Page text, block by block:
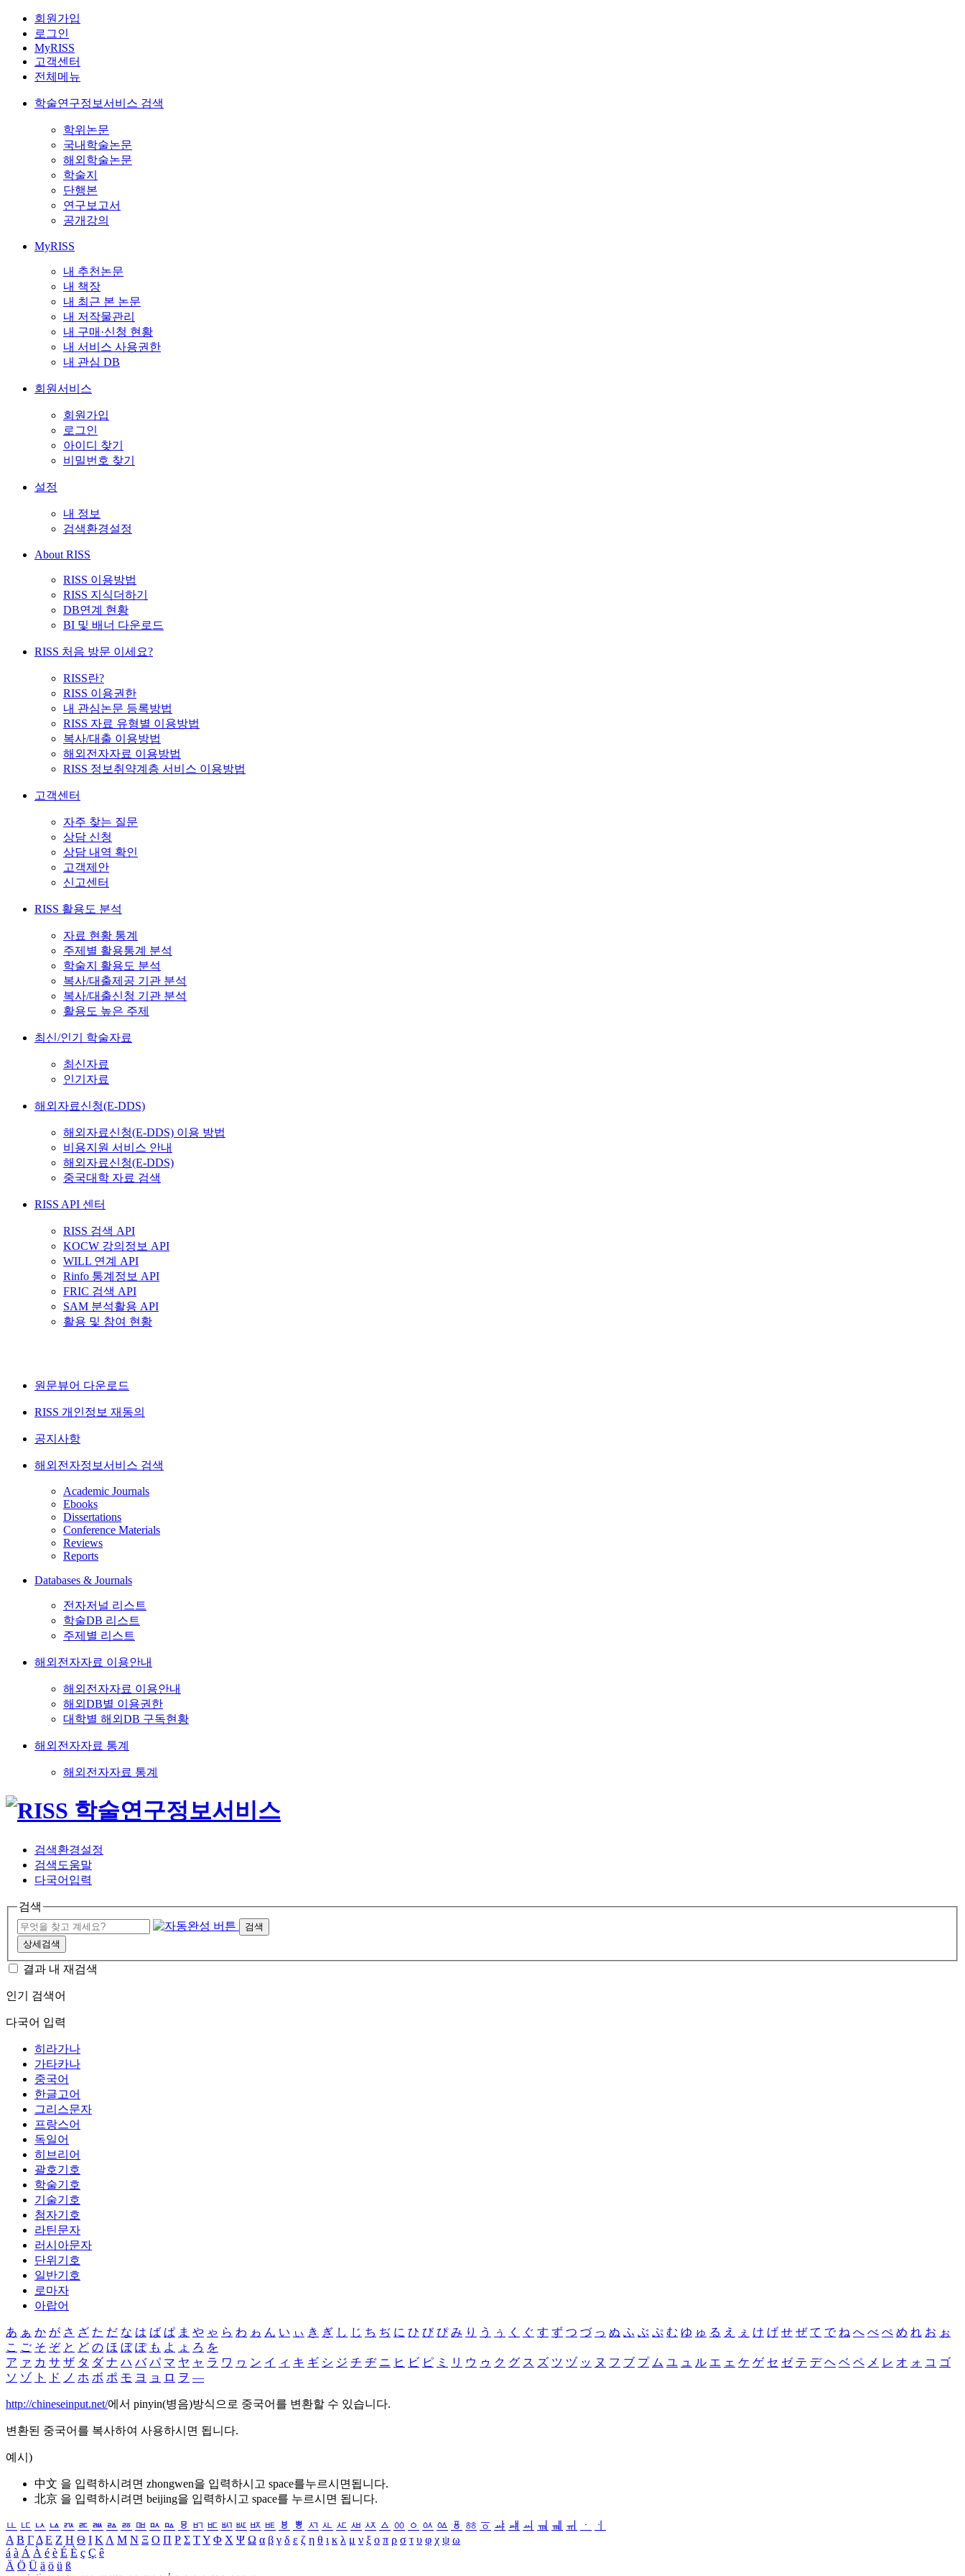
회원가입
로그인
MyRISS
고객센터
전체메뉴
학술연구정보서비스 검색
학위논문
국내학술논문
해외학술논문
학술지
단행본
연구보고서
공개강의
MyRISS
내 추천논문
내 책장
내 최근 본 논문
내 저작물관리
내 구매·신청 현황
내 서비스 사용권한
내 관심 DB
회원서비스
회원가입
로그인
아이디 찾기
비밀번호 찾기
설정
내 정보
검색환경설정
About RISS
RISS 이용방법
RISS 지식더하기
DB연계 현황
BI 및 배너 다운로드
RISS 처음 방문 이세요?
RISS란?
RISS 이용권한
내 관심논문 등록방법
RISS 자료 유형별 이용방법
복사/대출 이용방법
해외전자자료 이용방법
RISS 정보취약계층 서비스 이용방법
고객센터
자주 찾는 질문
상담 신청
상담 내역 확인
고객제안
신고센터
RISS 활용도 분석
자료 현황 통계
주제별 활용통계 분석
학술지 활용도 분석
복사/대출제공 기관 분석
복사/대출신청 기관 분석
활용도 높은 주제
최신/인기 학술자료
최신자료
인기자료
해외자료신청(E-DDS)
해외자료신청(E-DDS) 이용 방법
비용지원 서비스 안내
해외자료신청(E-DDS)
중국대학 자료 검색
RISS API 센터
RISS 검색 API
KOCW 강의정보 API
WILL 연계 API
Rinfo 통계정보 API
FRIC 검색 API
SAM 분석활용 API
활용 및 참여 현황
원문뷰어 다운로드
RISS 개인정보 재동의
공지사항
해외전자정보서비스 검색
Academic Journals
Ebooks
Dissertations
Conference Materials
Reviews
Reports
Databases & Journals
전자저널 리스트
학술DB 리스트
주제별 리스트
해외전자자료 이용안내
해외전자자료 이용안내
해외DB별 이용권한
대학별 해외DB 구독현황
해외전자자료 통계
해외전자자료 통계
검색환경설정
검색도움말
다국어입력
검색
검색
상세검색
결과 내 재검색
인기 검색어
다국어 입력
히라가나
가타카나
중국어
한글고어
그리스문자
프랑스어
독일어
히브리어
괄호기호
학술기호
기술기호
첨자기호
라틴문자
러시아문자
단위기호
일반기호
로마자
아랍어
あ ぁ か が さ ざ た だ な は ば ぱ ま や ゃ ら わ ゎ ん い ぃ き ぎ し じ ち ぢ に ひ び ぴ み り う ぅ く ぐ す ず つ づ っ ぬ ふ ぶ ぷ む ゆ ゅ る え ぇ け げ せ ぜ て で ね へ べ ぺ め れ お ぉ
こ ご そ ぞ と ど の ほ ぼ ぽ も よ ょ ろ を
ア ァ カ サ ザ タ ダ ナ ハ バ パ マ ヤ ャ ラ ワ ヮ ン イ ィ キ ギ シ ジ チ ヂ ニ ヒ ビ ピ ミ リ ウ ゥ ク グ ス ズ ツ ヅ ッ ヌ フ ブ プ ム ユ ュ ル エ ェ ケ ゲ セ ゼ テ デ ヘ ベ ペ メ レ オ ォ コ ゴ
ソ ゾ ト ド ノ ホ ボ ポ モ ヨ ョ ロ ヲ ―
http://chineseinput.net/에서 pinyin(병음)방식으로 중국어를 변환할 수 있습니다.
변환된 중국어를 복사하여 사용하시면 됩니다.
예시)
中文 을 입력하시려면 zhongwen을 입력하시고 space를누르시면됩니다.
北京 을 입력하시려면 beijing을 입력하시고 space를 누르시면 됩니다.
ㅥ ㅦ ㅧ ㅨ ㅩ ㅪ ㅫ ㅬ ㅭ ㅮ ㅯ ㅰ ㅱ ㅲ ㅳ ㅴ ㅵ ㅶ ㅷ ㅸ ㅹ ㅺ ㅻ ㅼ ㅽ ㅾ ㅿ ㆀ ㆁ ㆂ ㆃ ㆄ ㆅ ㆆ ㆇ ㆈ ㆉ ㆊ ㆋ ㆌ ㆍ
ㆎ
Α Β ΓΔ Ε Ζ Η Θ Ι ΚΛ Μ Ν Ξ Ο Π Ρ Σ ΤΥ Φ Χ Ψ Ω α β γ δ ε ζ η θ ι κ λ μ ν ξ ο π ρ σ τ υ φ χ ψ ω
á à Á À é è É È ç Ç ê
Ä Ö Ü ä ö ü ß